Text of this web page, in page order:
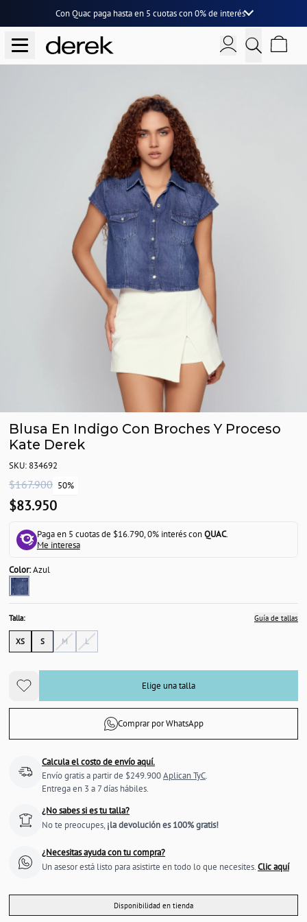
Con Quac paga hasta en 5 cuotascon0% de interés
Blusa En Indigo Con Broches Y Proceso
Kate Derek
SKU: 834692
$167.900 50%
$83.950
Paga en 5 cuotas de $16.790, 0% interés conQUAC.
Me interesa
Color:Azul
Talla: Guía de tallas
XS S M L
Elige una talla
Comprar por WhatsApp
Calcula el costo de envío aquí.
Envío gratis a partir de $249.900Aplican TyC.
Entrega en 3 a 7 días hábiles.
¿No sabes si es tu talla?
No te preocupes, ¡la devolución es 100% gratis!
¿Necesitas ayuda con tu compra?
Un asesor está listo para asistirte en todo lo que necesites.Clic aquí
Disponibilidad en tienda